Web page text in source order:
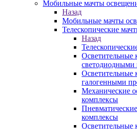
Мобильные мачты
Назад
Мобильные мачты
Телескопические
Назад
Осветительные
светодиодными
Осветительные
галогенными
Механические
комплексы
комплексы
Осветительные